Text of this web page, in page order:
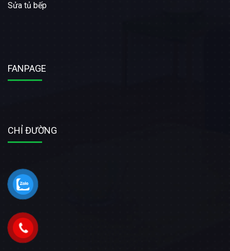
Sửa tủ bếp
FANPAGE
CHỈ ĐƯỜNG